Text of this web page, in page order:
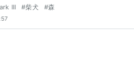
III #柴犬 #森